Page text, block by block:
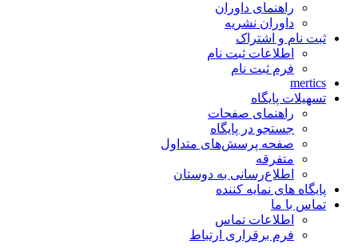
راهنمای داوران
داوران نشریه
ثبت نام و اشتراک
اطلاعات ثبت نام
فرم ثبت نام
mertics
تسهیلات پایگاه
راهنمای صفحات
جستجو در پایگاه
صفحه پرسش‌های متداول
متفرقه
اطلاع‌رسانی به دوستان
پایگاه های نمایه کننده
تماس با ما
اطلاعات تماس
فرم برقراری ارتباط